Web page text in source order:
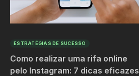
ESTRATÉGIAS DE SUCESSO
Como realizar uma rifa online
pelo Instagram: 7 dicas eficazes